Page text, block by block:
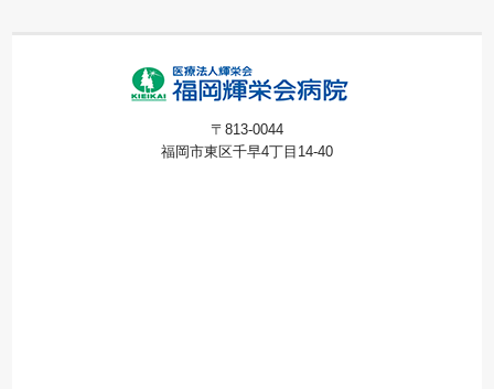
〒813-0044
福岡市東区千早4丁目14-40